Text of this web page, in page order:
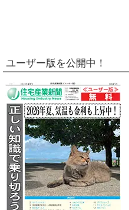
ユーザー版を公開中！